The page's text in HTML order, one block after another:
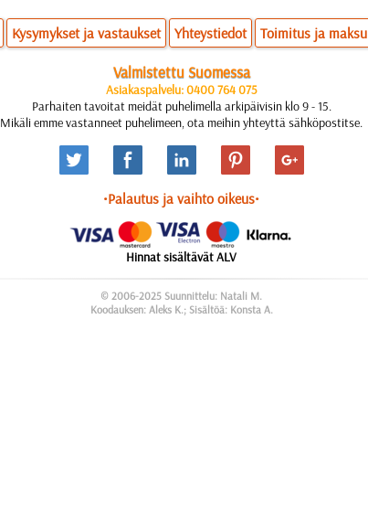
Kysymykset ja vastaukset Yhteystiedot Toimitus ja maksu
Valmistettu Suomessa
Asiakaspalvelu: 0400 764 075
Parhaiten tavoitat meidät puhelimella arkipäivisin klo 9 - 15.
Mikäli emme vastanneet puhelimeen, ota meihin yhteyttä sähköpostitse.
•Palautus ja vaihto oikeus•
Hinnat sisältävät ALV
© 2006-2025 Suunnittelu: Natali M.
Koodauksen: Aleks K.; Sisältöä: Konsta A.